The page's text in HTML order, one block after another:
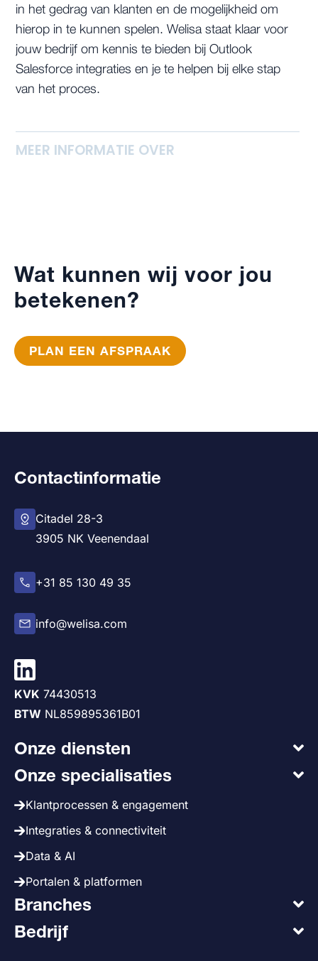
in het gedrag van klanten en de mogelijkheid om
hierop in te kunnen spelen. Welisa staat klaar voor
jouw bedrijf om kennis te bieden bij Outlook
Salesforce integraties en je te helpen bij elke stap
van het proces.
MEER INFORMATIE OVER
Wat kunnen wij voor jou
betekenen?
PLAN EEN AFSPRAAK
Contactinformatie
Citadel 28-3
3905 NK Veenendaal
+31 85 130 49 35
info@welisa.com
KVK 74430513
BTW NL859895361B01
Onze diensten
Onze specialisaties
Klantprocessen & engagement
Integraties & connectiviteit
Data & AI
Portalen & platformen
Branches
Bedrijf